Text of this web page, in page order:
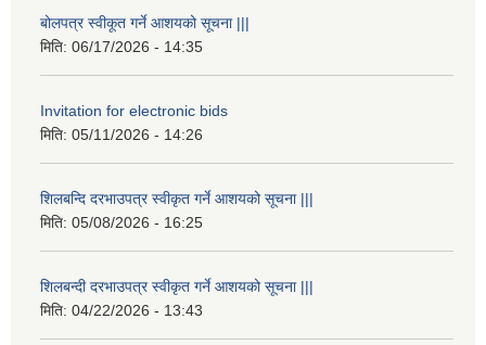
बोलपत्र स्वीकूत गर्ने आशयको सूचना |||
मिति: 06/17/2026 - 14:35
Invitation for electronic bids
मिति: 05/11/2026 - 14:26
शिलबन्दि दरभाउपत्र स्वीकृत गर्ने आशयको सूचना |||
मिति: 05/08/2026 - 16:25
शिलबन्दी दरभाउपत्र स्वीकृत गर्ने आशयको सूचना |||
मिति: 04/22/2026 - 13:43